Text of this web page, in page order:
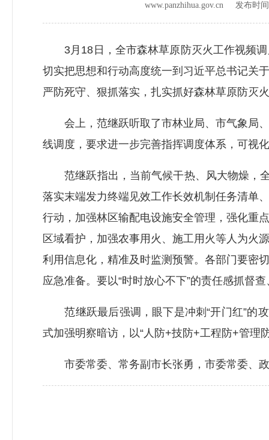
www.panzhihua.gov.cn 发布时
3月18日，全市森林草原防灭火工作视频调
切实把思想和行动高度统一到习近平总书记关
严防死守、狠抓落实，扎实抓好森林草原防灭
会上，范继跃听取了市林业局、市气象局、
线调度，要求进一步完善指挥调度体系，可视
范继跃指出，当前气候干热、风大物燥，全
落实末端发力终端见效工作长效机制任务清单
行动，加强林区输配电设施安全管理，强化重
区域看护，加强农事用火、施工用火等人为火
利用信息化，精准及时监测预警。各部门要密
应急准备。要以“时时放心不下”的责任感抓督
范继跃最后强调，眼下是冲刺“开门红”的攻
式加强明察暗访，以“人防+技防+工程防+管理
市委常委、常务副市长张勇，市委常委、政